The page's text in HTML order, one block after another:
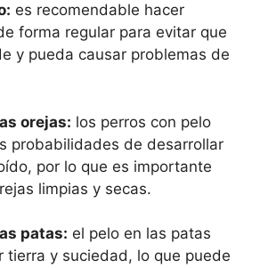
es recomendable hacer
forma regular para evitar que
y pueda causar problemas de
orejas: los perros con pelo
probabilidades de desarrollar
por lo que es importante
limpias y secas.
patas: el pelo en las patas
tierra y suciedad, lo que puede